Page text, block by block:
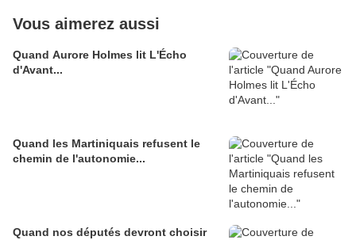
Vous aimerez aussi
Quand Aurore Holmes lit L'Écho
d'Avant...
Quand les Martiniquais refusent le
chemin de l'autonomie...
Quand nos députés devront choisir